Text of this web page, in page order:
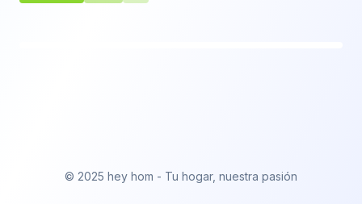
© 2025 hey hom - Tu hogar, nuestra pasión